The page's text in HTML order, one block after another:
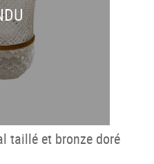
taillé et bronze doré